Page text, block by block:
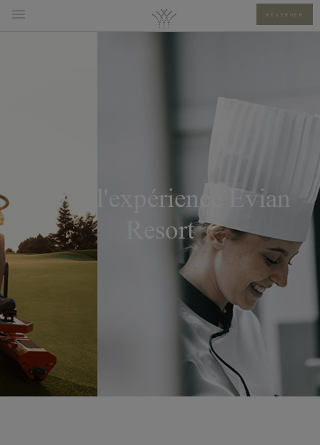
RÉSERVER
Vivez l'expérience Evian
Resort